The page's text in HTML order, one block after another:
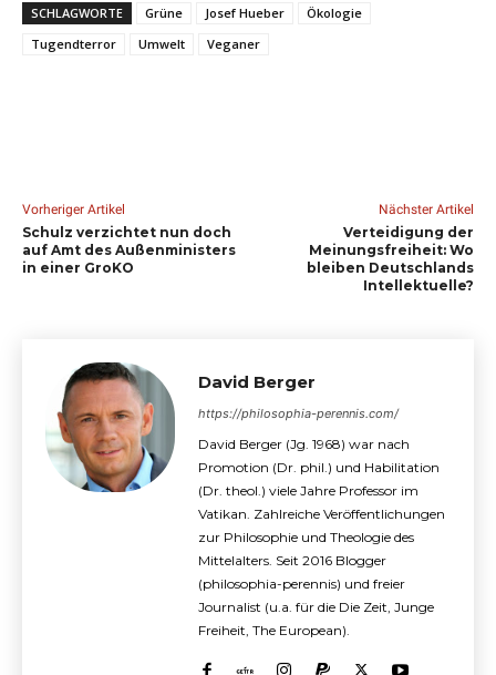
SCHLAGWORTE Grüne Josef Hueber
Ökologie
Tugendterror
Umwelt Veganer
Vorheriger Artikel
Schulz verzichtet nun doch
auf Amt des Außenministers
in einer GroKO
Nächster Artikel
Verteidigung der
Meinungsfreiheit: Wo
bleiben Deutschlands
Intellektuelle?
David Berger
https://philosophia-perennis.com/
David Berger (Jg. 1968) war nach
Promotion (Dr. phil.) und Habilitation
(Dr. theol.) viele Jahre Professor im
Vatikan. Zahlreiche Veröffentlichungen
zur Philosophie und Theologie des
Mittelalters. Seit 2016 Blogger
(philosophia-perennis) und freier
Journalist (u.a. für die Die Zeit, Junge
Freiheit, The European).